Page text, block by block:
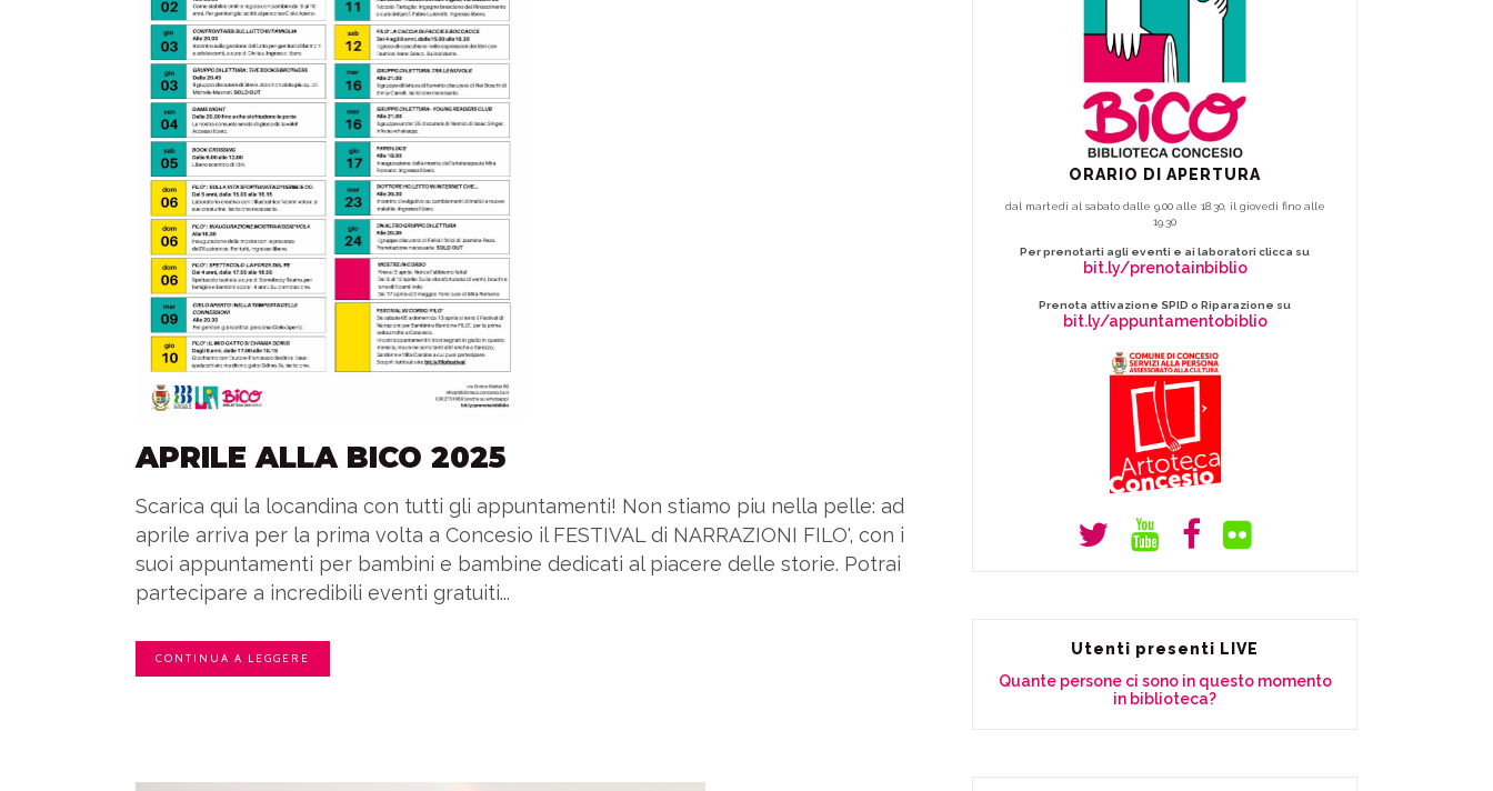
APRILE ALLA BICO 2025
Scarica qui la locandina con tutti gli appuntamenti! Non stiamo piu nella pelle: ad
aprile arriva per la prima volta a Concesio il FESTIVAL di NARRAZIONI FILO', con i
suoi appuntamenti per bambini e bambine dedicati al piacere delle storie. Potrai
partecipare a incredibili eventi gratuiti...
CONTINUA A LEGGERE
ORARIO DI APERTURA
dal martedì al sabato dalle 9.00 alle 18.30, il giovedì fino alle
19.30
Per prenotarti agli eventi e ai laboratori clicca su
bit.ly/prenotainbiblio
Prenota attivazione SPID o Riparazione su
bit.ly/appuntamentobiblio
Utenti presenti LIVE
Quante persone ci sono in questo momento
in biblioteca?